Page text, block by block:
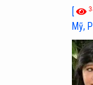
[
Mỹ,